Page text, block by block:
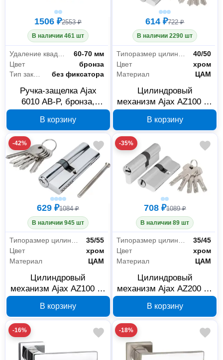
1506 ₽2553 ₽
В наличии 461 шт
60-70 мм
Цвет
бронза
Тип закрывания
без фиксатора
Ручка-защелка Ajax
6010 AB-P, бронза,
В корзину
614 ₽722 ₽
В наличии 2290 шт
40/50
Цвет
хром
Материал
ЦАМ
Цилиндровый
механизм Ajax AZ100 90
В корзину
-42%
629 ₽1084 ₽
В наличии 945 шт
Типоразмер цилиндра
35/55
Цвет
хром
Материал
ЦАМ
Цилиндровый
механизм Ajax AZ100 90
В корзину
-35%
708 ₽1089 ₽
В наличии 89 шт
Типоразмер цилиндра
35/45
Цвет
хром
Материал
ЦАМ
Цилиндровый
механизм Ajax AZ200 80
В корзину
-16% -18%